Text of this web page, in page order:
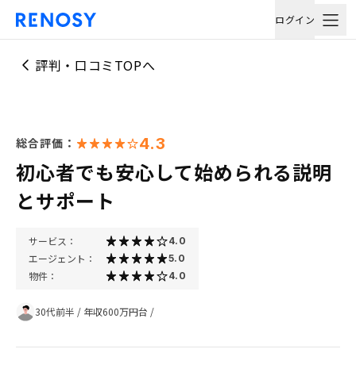
ログイン
評判・口コミTOPへ
総合評価： 4.3
初心者でも安心して始められる説明
とサポート
サービス： 4.0
エージェント： 5.0
物件： 4.0
30代前半 / 年収600万円台 /